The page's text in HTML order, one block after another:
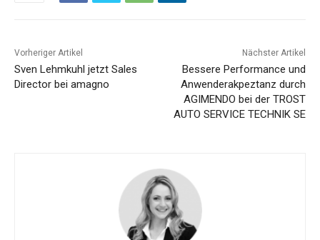
Vorheriger Artikel
Sven Lehmkuhl jetzt Sales
Director bei amagno
Nächster Artikel
Bessere Performance und
Anwenderakpeztanz durch
AGIMENDO bei der TROST
AUTO SERVICE TECHNIK SE